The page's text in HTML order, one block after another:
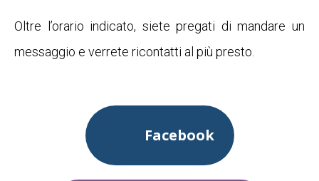
Oltre l’orario indicato, siete pregati di mandare un
messaggio e verrete ricontatti al più presto.
Facebook